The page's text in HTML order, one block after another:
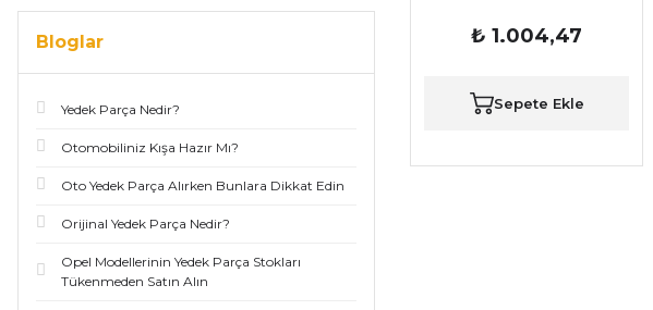
Bloglar
Yedek Parça Nedir?
Otomobiliniz Kışa Hazır Mı?
Oto Yedek Parça Alırken Bunlara Dikkat Edin
Orijinal Yedek Parça Nedir?
Opel Modellerinin Yedek Parça Stokları
Tükenmeden Satın Alın
₺ 1.004,47
Sepete Ekle